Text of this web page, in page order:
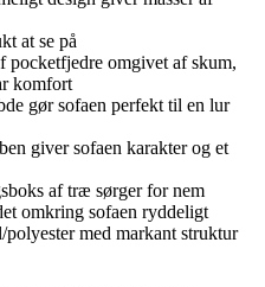
at se på
pocketfjedre omgivet af skum,
komfort
gør sofaen perfekt til en lur
giver sofaen karakter og et
af træ sørger for nem
omkring sofaen ryddeligt
med markant struktur